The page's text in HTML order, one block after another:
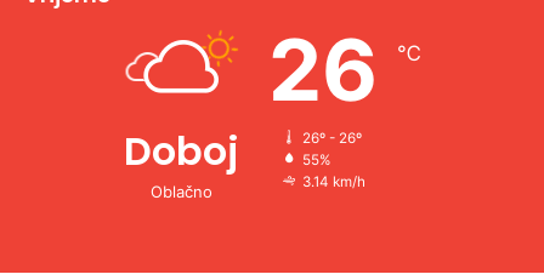
Doboj
Oblačno
26 ℃
26º - 26º
55%
3.14 km/h